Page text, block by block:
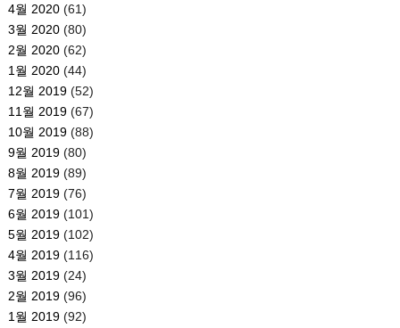
4월 2020(61)
3월 2020(80)
2월 2020(62)
1월 2020(44)
12월 2019(52)
11월 2019(67)
10월 2019(88)
9월 2019(80)
8월 2019(89)
7월 2019(76)
6월 2019(101)
5월 2019(102)
4월 2019(116)
3월 2019(24)
2월 2019(96)
1월 2019(92)